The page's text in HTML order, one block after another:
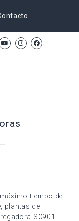
tiempo de
plantas de
SC901